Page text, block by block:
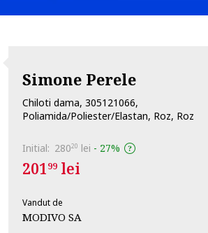
Simone Perele
Chiloti dama, 305121066,
Poliamida/Poliester/Elastan, Roz, Roz
Initial: 28020 lei - 27%
20199lei
Vandut de
MODIVO SA